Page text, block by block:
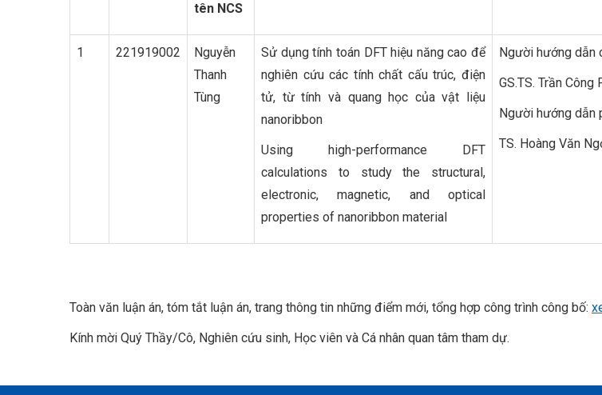
tên NCS
1 221919002
Nguyễn
Thanh
Tùng
Sử dụng tính toán DFT hiệu năng cao để
nghiên cứu các tính chất cấu trúc, điện
tử, từ tính và quang học của vật liệu
nanoribbon
Using high-performance DFT
calculations to study the structural,
electronic, magnetic, and optical
properties of nanoribbon material
Người hướng dẫn
GS.TS. Trần Công
Người hướng dẫn
TS. Hoàng Văn
Toàn văn luận án, tóm tắt luận án, trang thông tin những điểm mới, tổng hợp công trình công bố:
Kính mời Quý Thầy/Cô, Nghiên cứu sinh, Học viên và Cá nhân quan tâm tham dự.